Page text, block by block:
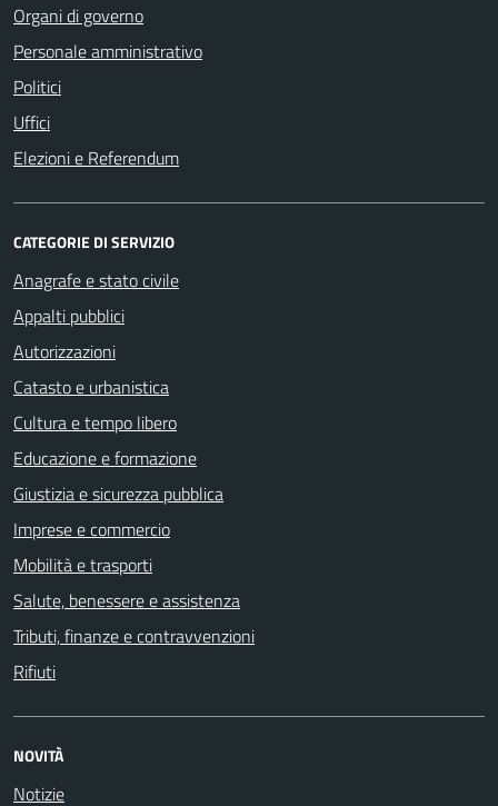
Organi di governo
Personale amministrativo
Politici
Uffici
Elezioni e Referendum
CATEGORIE DI SERVIZIO
Anagrafe e stato civile
Appalti pubblici
Autorizzazioni
Catasto e urbanistica
Cultura e tempo libero
Educazione e formazione
Giustizia e sicurezza pubblica
Imprese e commercio
Mobilità e trasporti
Salute, benessere e assistenza
Tributi, finanze e contravvenzioni
Rifiuti
NOVITÀ
Notizie